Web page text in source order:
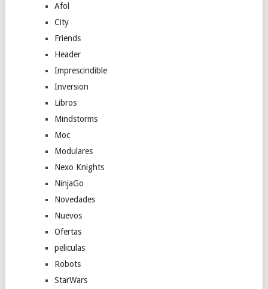
Afol
City
Friends
Header
Imprescindible
Inversion
Libros
Mindstorms
Moc
Modulares
Nexo Knights
NinjaGo
Novedades
Nuevos
Ofertas
peliculas
Robots
StarWars